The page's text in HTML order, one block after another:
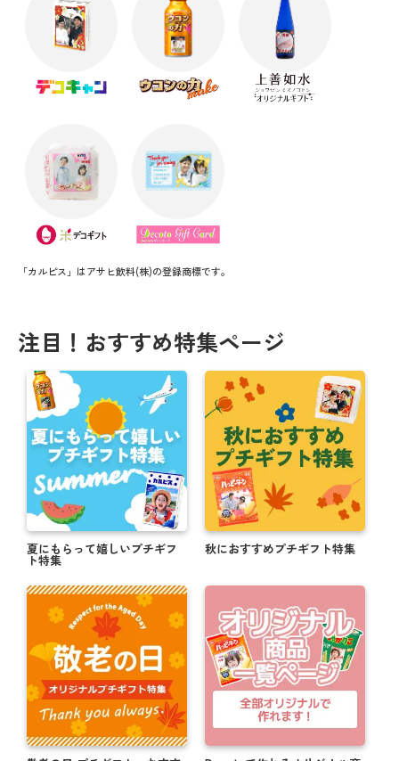
「カルピス」はアサヒ飲料(株)の登録商標です。
注目！おすすめ特集ページ
夏にもらって嬉しいプチギフ
ト特集
秋におすすめプチギフト特集